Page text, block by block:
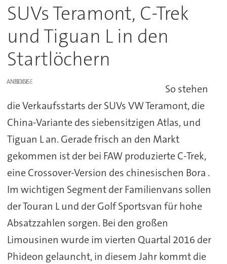
SUVs Teramont, C-Trek
und Tiguan L in den
Startlöchern
ANZEIGE
So stehen
die Verkaufsstarts der SUVs VW Teramont, die
China-Variante des siebensitzigen Atlas, und
Tiguan L an. Gerade frisch an den Markt
gekommen ist der bei FAW produzierte C-Trek,
eine Crossover-Version des chinesischen Bora .
Im wichtigen Segment der Familienvans sollen
der Touran L und der Golf Sportsvan für hohe
Absatzzahlen sorgen. Bei den großen
Limousinen wurde im vierten Quartal 2016 der
Phideon gelauncht, in diesem Jahr kommt die